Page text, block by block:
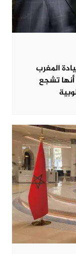
المغرب
أنها تشجع